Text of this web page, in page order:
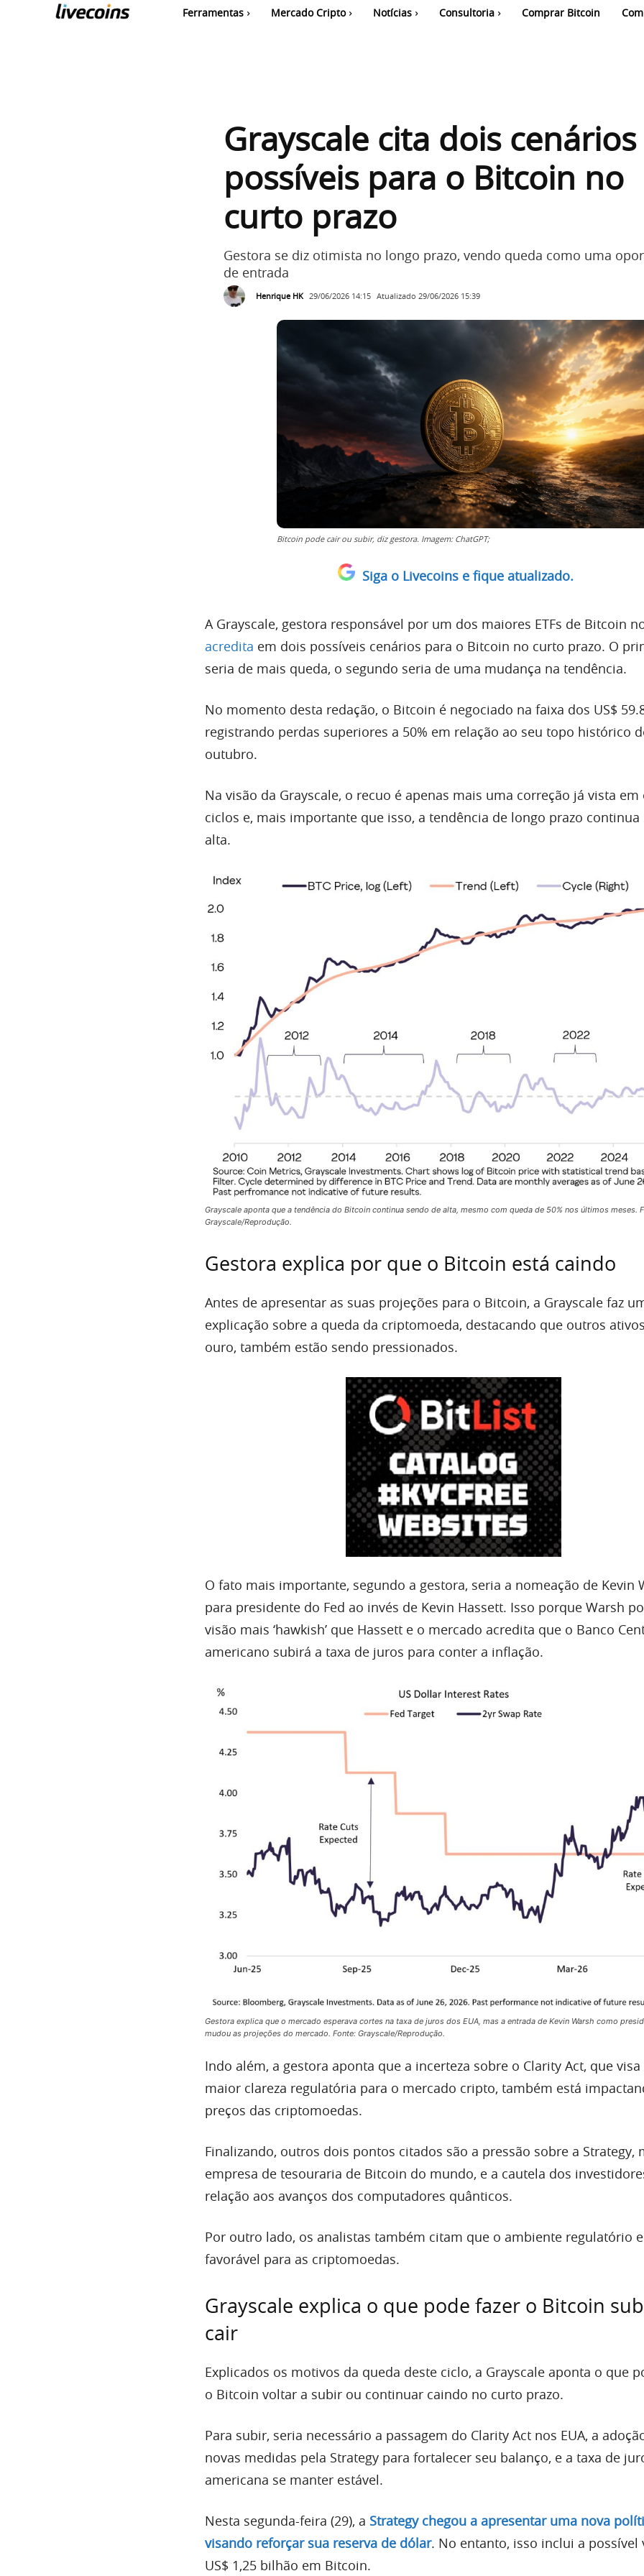
Ferramentas Mercado Cripto Notícias Consultoria Comprar Bitcoin
Grayscale cita dois cenários
possíveis para o Bitcoin no
curto prazo
Gestora se diz otimista no longo prazo, vendo queda como uma
de entrada
Henrique HK 29/06/2026 14:15 Atualizado 29/06/2026 15:39
Bitcoin pode cair ou subir, diz gestora. Imagem: ChatGPT;
Siga o Livecoins e fique atualizado.
A Grayscale, gestora responsável por um dos maiores ETFs de Bitcoin
acredita em dois possíveis cenários para o Bitcoin no curto prazo. O
seria de mais queda, o segundo seria de uma mudança na tendência.
No momento desta redação, o Bitcoin é negociado na faixa dos US$
registrando perdas superiores a 50% em relação ao seu topo histórico
outubro.
Na visão da Grayscale, o recuo é apenas mais uma correção já vista
ciclos e, mais importante que isso, a tendência de longo prazo continua
alta.
Grayscale aponta que a tendência do Bitcoin continua sendo de alta, mesmo com queda de 50% nos últimos meses.
Grayscale/Reprodução.
Gestora explica por que o Bitcoin está caindo
Antes de apresentar as suas projeções para o Bitcoin, a Grayscale faz
explicação sobre a queda da criptomoeda, destacando que outros
ouro, também estão sendo pressionados.
O fato mais importante, segundo a gestora, seria a nomeação de Kevin
para presidente do Fed ao invés de Kevin Hassett. Isso porque Warsh
visão mais ‘hawkish’ que Hassett e o mercado acredita que o Banco
americano subirá a taxa de juros para conter a inflação.
Gestora explica que o mercado esperava cortes na taxa de juros dos EUA, mas a entrada de Kevin Warsh como
mudou as projeções do mercado. Fonte: Grayscale/Reprodução.
Indo além, a gestora aponta que a incerteza sobre o Clarity Act, que
maior clareza regulatória para o mercado cripto, também está
preços das criptomoedas.
Finalizando, outros dois pontos citados são a pressão sobre a Strategy,
empresa de tesouraria de Bitcoin do mundo, e a cautela dos
relação aos avanços dos computadores quânticos.
Por outro lado, os analistas também citam que o ambiente regulatório
favorável para as criptomoedas.
Grayscale explica o que pode fazer o Bitcoin
cair
Explicados os motivos da queda deste ciclo, a Grayscale aponta o que
o Bitcoin voltar a subir ou continuar caindo no curto prazo.
Para subir, seria necessário a passagem do Clarity Act nos EUA, a
novas medidas pela Strategy para fortalecer seu balanço, e a taxa de
americana se manter estável.
Nesta segunda-feira (29), a Strategy chegou a apresentar uma nova
visando reforçar sua reserva de dólar. No entanto, isso inclui a possível
US$ 1,25 bilhão em Bitcoin.